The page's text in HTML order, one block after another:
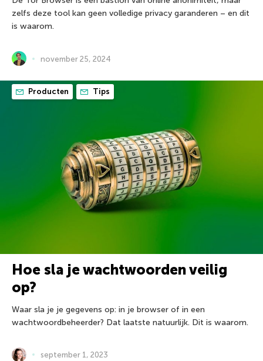
zelfs deze tool kan geen volledige privacy garanderen – en dit
is waarom.
november 25, 2024
Producten Tips
Hoe sla je wachtwoorden veilig
op?
Waar sla je je gegevens op: in je browser of in een
wachtwoordbeheerder? Dat laatste natuurlijk. Dit is waarom.
september 1, 2023